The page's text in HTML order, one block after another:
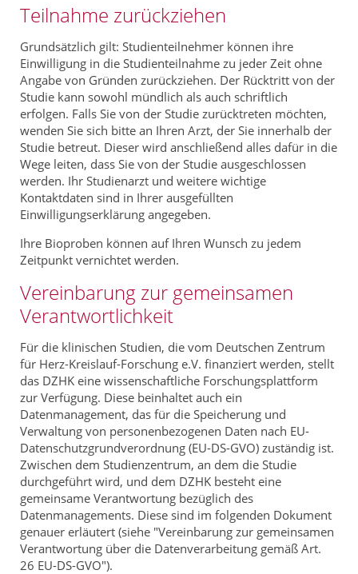
Teilnahme zurückziehen
Grundsätzlich gilt: Studienteilnehmer können ihre
Einwilligung in die Studienteilnahme zu jeder Zeit ohne
Angabe von Gründen zurückziehen. Der Rücktritt von der
Studie kann sowohl mündlich als auch schriftlich
erfolgen. Falls Sie von der Studie zurücktreten möchten,
wenden Sie sich bitte an Ihren Arzt, der Sie innerhalb der
Studie betreut. Dieser wird anschließend alles dafür in die
Wege leiten, dass Sie von der Studie ausgeschlossen
werden. Ihr Studienarzt und weitere wichtige
Kontaktdaten sind in Ihrer ausgefüllten
Einwilligungserklärung angegeben.
Ihre Bioproben können auf Ihren Wunsch zu jedem
Zeitpunkt vernichtet werden.
Vereinbarung zur gemeinsamen
Verantwortlichkeit
Für die klinischen Studien, die vom Deutschen Zentrum
für Herz-Kreislauf-Forschung e.V. finanziert werden, stellt
das DZHK eine wissenschaftliche Forschungsplattform
zur Verfügung. Diese beinhaltet auch ein
Datenmanagement, das für die Speicherung und
Verwaltung von personenbezogenen Daten nach EU-
Datenschutzgrundverordnung (EU-DS-GVO) zuständig ist.
Zwischen dem Studienzentrum, an dem die Studie
durchgeführt wird, und dem DZHK besteht eine
gemeinsame Verantwortung bezüglich des
Datenmanagements. Diese sind im folgenden Dokument
genauer erläutert (siehe "Vereinbarung zur gemeinsamen
Verantwortung über die Datenverarbeitung gemäß Art.
26 EU-DS-GVO").